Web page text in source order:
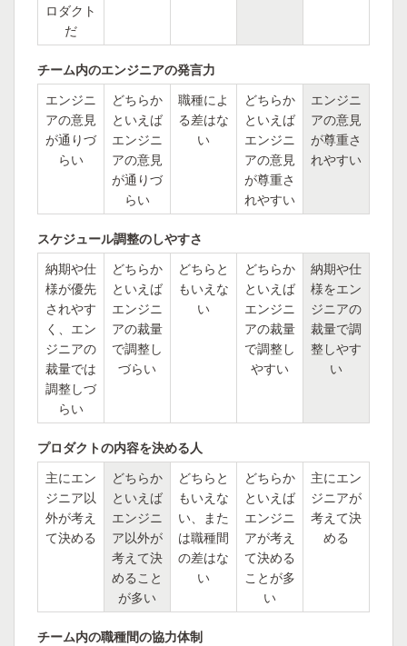
ロダクト
だ
チーム内のエンジニアの発言力
エンジニ
アの意見
が通りづ
らい
どちらか
といえば
エンジニ
アの意見
が通りづ
らい
職種によ
る差はな
い
どちらか
といえば
エンジニ
アの意見
が尊重さ
れやすい
エンジニ
アの意見
が尊重さ
れやすい
スケジュール調整のしやすさ
納期や仕
様が優先
されやす
く、エン
ジニアの
裁量では
調整しづ
らい
どちらか
といえば
エンジニ
アの裁量
で調整し
づらい
どちらと
もいえな
い
どちらか
といえば
エンジニ
アの裁量
で調整し
やすい
納期や仕
様をエン
ジニアの
裁量で調
整しやす
い
プロダクトの内容を決める人
主にエン
ジニア以
外が考え
て決める
どちらか
といえば
エンジニ
ア以外が
考えて決
めること
が多い
どちらと
もいえな
い、また
は職種間
の差はな
い
どちらか
といえば
エンジニ
アが考え
て決める
ことが多
い
主にエン
ジニアが
考えて決
める
チーム内の職種間の協力体制